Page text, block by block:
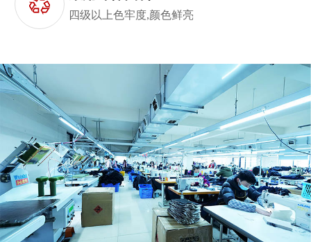
四级以上色牢度,颜色鲜亮